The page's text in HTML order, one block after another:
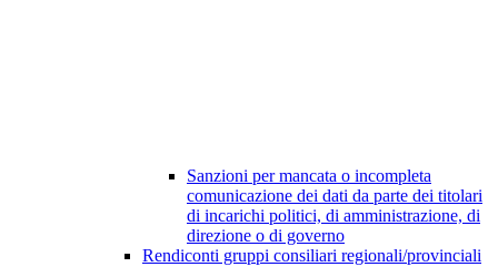
Sanzioni per mancata o incompleta
comunicazione dei dati da parte dei titolari
di incarichi politici, di amministrazione, di
direzione o di governo
Rendiconti gruppi consiliari regionali/provinciali